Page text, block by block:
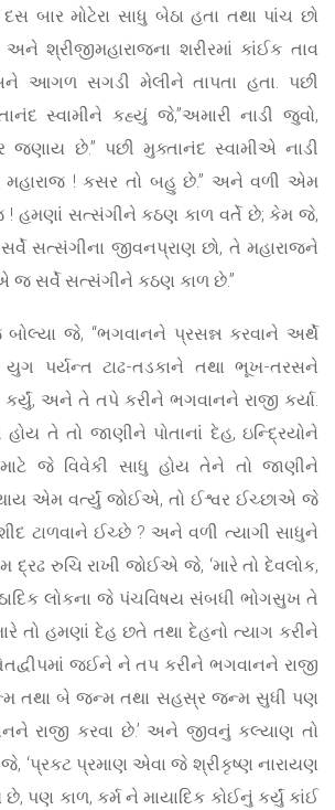
બાર મોટેરા સાધુ બેઠા હતા તથા પાંચ છો
શ્રીજીમહારાજના શરીરમાં કાંઈક તાવ
સગડી મેલીને તાપતા હતા. પછી
સ્વામીને કહ્યું જે,”અમારી નાડી જુવો,
જણાય છે.” પછી મુક્તાનંદ સ્વામીએ નાડી
! કસર તો બહુ છે.” અને વળી એમ
! હમણાં સત્સંગીને કઠણ કાળ વર્તે છે; કેમ જે,
સત્સંગીના જીવનપ્રાણ છો, તે મહારાજને
જ સર્વે સત્સંગીને કઠણ કાળ છે.”
બોલ્યા જે, “ભગવાનને પ્રસન્ન કરવાને અર્થે
પર્યન્ત ટાઢ-તડકાને તથા ભૂખ-તરસને
અને તે તપે કરીને ભગવાનને રાજી કર્યા.
તે તો જાણીને પોતાનાં દેહ, ઇન્દ્રિયોને
જે વિવેકી સાધુ હોય તેને તો જાણીને
થાય એમ વર્ત્યું જોઈએ, તો ઈશ્વર ઈચ્છાએ જે
ટાળવાને ઈચ્છે ? અને વળી ત્યાગી સાધુને
દ્રઢ રુચિ રાખી જોઈએ જે, ‘મારે તો દેવલોક,
લોકના જે પંચવિષય સંબધી ભોગસુખ તે
તો હમણાં દેહ છતે તથા દેહનો ત્યાગ કરીને
જઈને ને તપ કરીને ભગવાનને રાજી
તથા બે જન્મ તથા સહસ્ર જન્મ સુધી પણ
રાજી કરવા છે.’ અને જીવનું કલ્યાણ તો
‘પ્રકટ પ્રમાણ એવા જે શ્રીકૃષ્ણ નારાયણ
પણ કાળ, કર્મ ને માયાદિક કોઈનું કર્યું કાંઈ